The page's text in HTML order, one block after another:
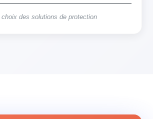
des solutions de protection